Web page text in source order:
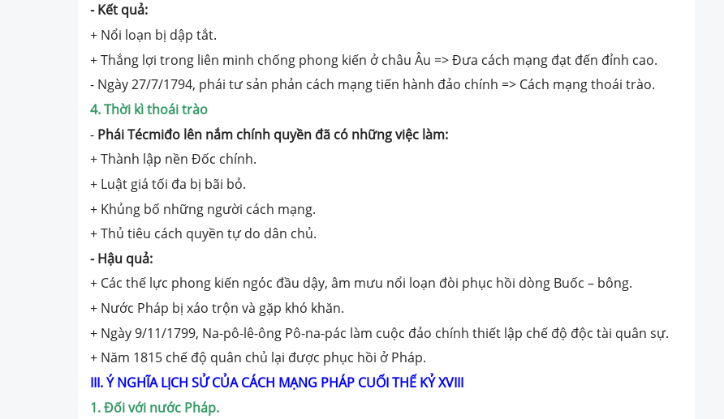
- Kết quả:
+ Nổi loạn bị dập tắt.
+ Thắng lợi trong liên minh chống phong kiến ở châu Âu => Đưa cách mạng đạt đến đỉnh cao.
- Ngày 27/7/1794, phái tư sản phản cách mạng tiến hành đảo chính => Cách mạng thoái trào.
4. Thời kì thoái trào
- Phái Técmiđo lên nắm chính quyền đã có những việc làm:
+ Thành lập nền Đốc chính.
+ Luật giá tối đa bị bãi bỏ.
+ Khủng bố những người cách mạng.
+ Thủ tiêu cách quyền tự do dân chủ.
- Hậu quả:
+ Các thế lực phong kiến ngóc đầu dậy, âm mưu nổi loạn đòi phục hồi dòng Buốc – bông.
+ Nước Pháp bị xáo trộn và gặp khó khăn.
+ Ngày 9/11/1799, Na-pô-lê-ông Pô-na-pác làm cuộc đảo chính thiết lập chế độ độc tài quân sự.
+ Năm 1815 chế độ quân chủ lại được phục hồi ở Pháp.
III. Ý NGHĨA LỊCH SỬ CỦA CÁCH MẠNG PHÁP CUỐI THẾ KỶ XVIII
1. Đối với nước Pháp.